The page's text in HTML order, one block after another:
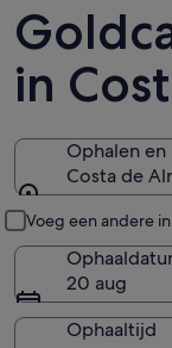
in
Ophalen
Costa de
Voeg een andere
20 aug
Ophaaltijd